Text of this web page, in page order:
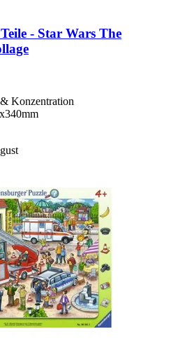
-​ Star Wars The
Konzentration